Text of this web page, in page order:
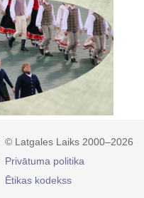
© Latgales Laiks 2000–2026
Privātuma politika
Ētikas kodekss